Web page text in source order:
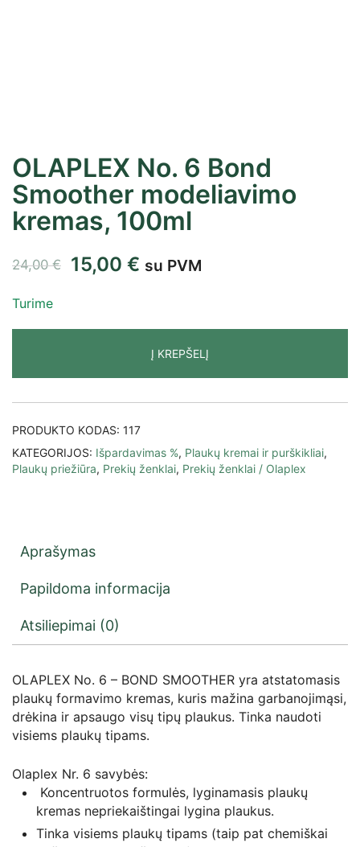
OLAPLEX No. 6 Bond
Smoother modeliavimo
kremas, 100ml
24,00€ 15,00 € su PVM
Turime
Į KREPŠELĮ
PRODUKTO KODAS: 117
KATEGORIJOS: Išpardavimas %, Plaukų kremai ir purškikliai,
Plaukų priežiūra, Prekių ženklai, Prekių ženklai / Olaplex
Aprašymas
Papildoma informacija
Atsiliepimai (0)
OLAPLEX No. 6 – BOND SMOOTHER yra atstatomasis
plaukų formavimo kremas, kuris mažina garbanojimąsi,
drėkina ir apsaugo visų tipų plaukus. Tinka naudoti
visiems plaukų tipams.
Olaplex Nr. 6 savybės:
Koncentruotos formulės, lyginamasis plaukų
kremas nepriekaištingai lygina plaukus.
Tinka visiems plaukų tipams (taip pat chemiškai